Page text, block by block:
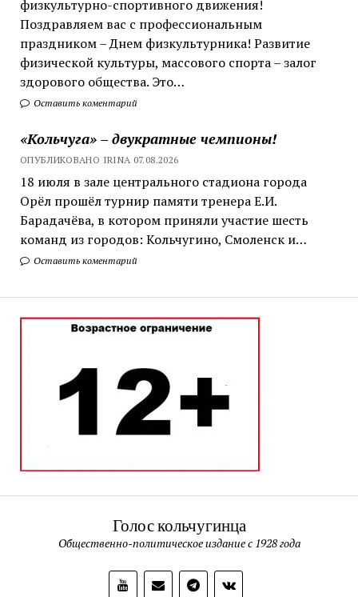
физкультурно-спортивного движения!
Поздравляем вас с профессиональным
праздником – Днем физкультурника! Развитие
физической культуры, массового спорта – залог
здорового общества. Это…
Оставить коментарий
«Кольчуга» – двукратные чемпионы!
ОПУБЛИКОВАНО IRINA 07.08.2026
18 июля в зале центрального стадиона города
Орёл прошёл турнир памяти тренера Е.И.
Барадачёва, в котором приняли участие шесть
команд из городов: Кольчугино, Смоленск и…
Оставить коментарий
Голос кольчугинца
Общественно-политическое издание с 1928 года